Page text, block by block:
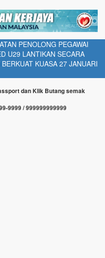
PENOLONG PEGAWAI
U29 LANTIKAN SECARA
KUASA 27 JANUARI
dan Klik Butang semak
9999 / 999999999999